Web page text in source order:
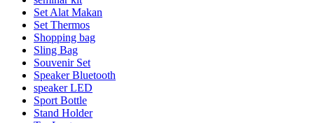
Set Alat Makan
Set Thermos
Shopping bag
Sling Bag
Souvenir Set
Speaker Bluetooth
speaker LED
Sport Bottle
Stand Holder